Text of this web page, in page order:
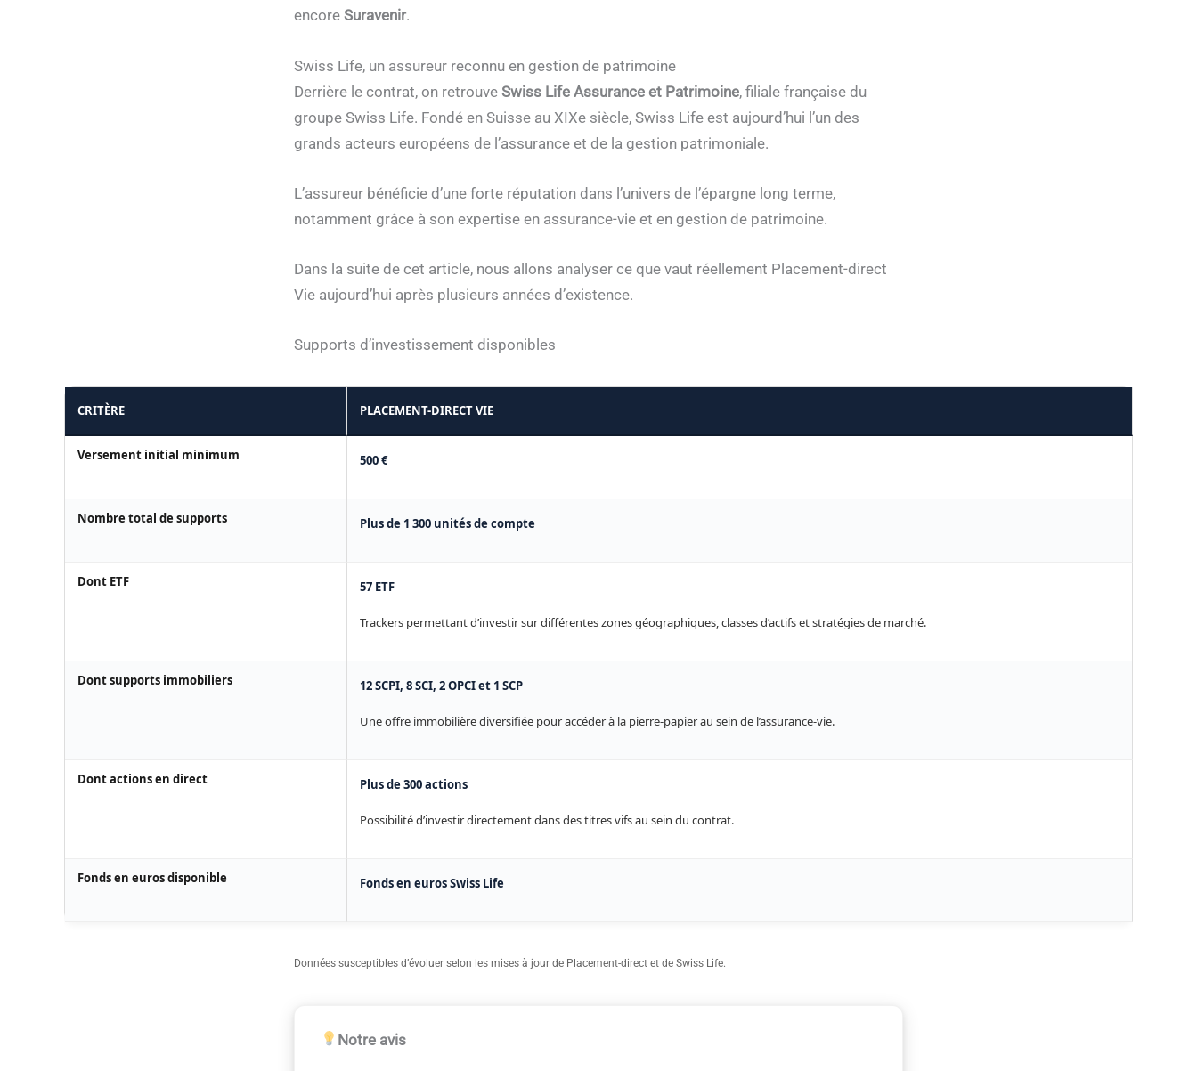
encoreSuravenir.
Swiss Life, un assureur reconnu en gestion de patrimoine
Derrière le contrat, on retrouveSwiss Life Assurance et Patrimoine, filiale française du
groupe Swiss Life. Fondé en Suisse au XIXe siècle, Swiss Life est aujourd’hui l’un des
grands acteurs européens de l’assurance et de la gestion patrimoniale.
L’assureur bénéficie d’une forte réputation dans l’univers de l’épargne long terme,
notamment grâce à son expertise en assurance-vie et en gestion de patrimoine.
Dans la suite de cet article, nous allons analyser ce que vaut réellement Placement-direct
Vie aujourd’hui après plusieurs années d’existence.
Supports d’investissement disponibles
CRITÈRE PLACEMENT-DIRECT VIE
Versement initial minimum 500 €
Nombre total de supports Plus de 1 300 unités de compte
Dont ETF 57 ETF
Trackers permettant d’investir sur différentes zones géographiques, classes d’actifs et stratégies de marché.
Dont supports immobiliers 12 SCPI, 8 SCI, 2 OPCI et 1 SCP
Une offre immobilière diversifiée pour accéder à la pierre-papier au sein de l’assurance-vie.
Dont actions en direct Plus de 300 actions
Possibilité d’investir directement dans des titres vifs au sein du contrat.
Fonds en euros disponible Fonds en euros Swiss Life
Données susceptibles d’évoluer selon les mises à jour de Placement-direct et de Swiss Life.
Notre avis